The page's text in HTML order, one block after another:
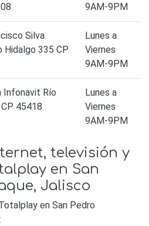
9AM-9PM
Silva
Hidalgo 335 CP
Lunes a
Viernes
9AM-9PM
Infonavit Río
45418
Lunes a
Viernes
9AM-9PM
televisión y
en San
Jalisco
en San Pedro